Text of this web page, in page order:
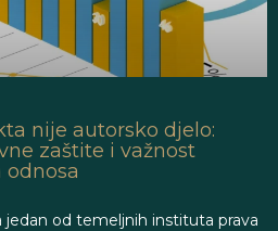
nije autorsko djelo:
zaštite i važnost
jedan od temeljnih instituta prava